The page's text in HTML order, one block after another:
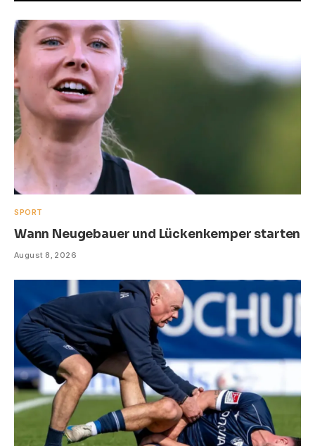
SPORT
Wann Neugebauer und Lückenkemper starten
August 8, 2026